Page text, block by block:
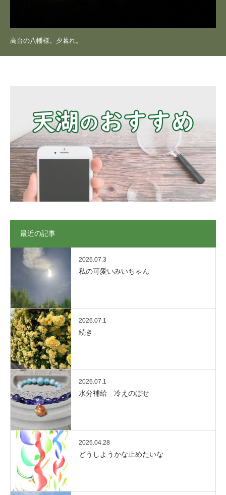
高台の八幡様。夕暮れ。
最近の記事
2026.07.3
私の可愛いみいちゃん
2026.07.1
続き
2026.07.1
水分補給 冷えのぼせ
2026.04.28
どうしようかな止めたいな